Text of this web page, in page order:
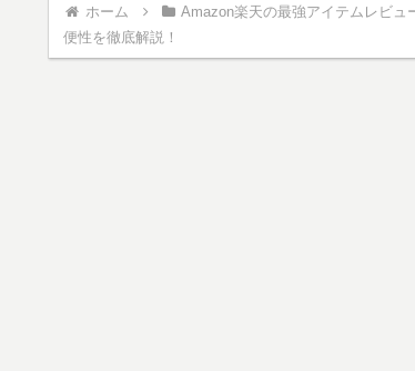
ホーム Amazon楽天の最強アイテムレビュ
便性を徹底解説！